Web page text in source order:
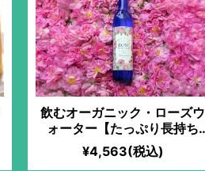
飲むオーガニック・ローズウ
ォーター【たっぷり長持ち
500ml】
¥4,563(税込)